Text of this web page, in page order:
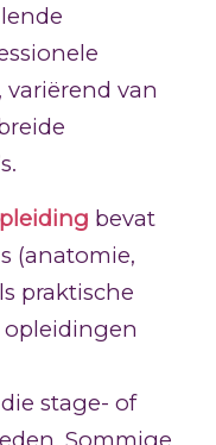
van
bevat
(anatomie,
praktische
opleidingen
stage- of